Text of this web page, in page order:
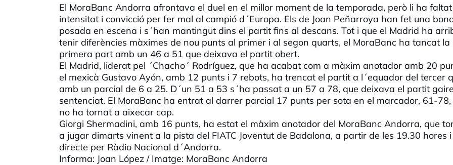
El MoraBanc Andorra afrontava el duel en el millor moment de la temporada, però li ha faltat
intensitat i convicció per fer mal al campió d´Europa. Els de Joan Peñarroya han fet una
posada en escena i s´han mantingut dins el partit fins al descans. Tot i que el Madrid ha
tenir diferències màximes de nou punts al primer i al segon quarts, el MoraBanc ha tancat la
primera part amb un 46 a 51 que deixava el partit obert.
El Madrid, liderat pel ´Chacho´ Rodríguez, que ha acabat com a màxim anotador amb 20
el mexicà Gustavo Ayón, amb 12 punts i 7 rebots, ha trencat el partit a l´equador del tercer
amb un parcial de 6 a 25. D´un 51 a 53 s´ha passat a un 57 a 78, que deixava el partit
sentenciat. El MoraBanc ha entrat al darrer parcial 17 punts per sota en el marcador, 61-78,
no ha tornat a aixecar cap.
Giorgi Shermadini, amb 16 punts, ha estat el màxim anotador del MoraBanc Andorra, que
a jugar dimarts vinent a la pista del FIATC Joventut de Badalona, a partir de les 19.30 hores
directe per Ràdio Nacional d´Andorra.
Informa: Joan López / Imatge: MoraBanc Andorra